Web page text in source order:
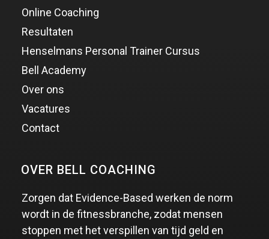
Online Coaching
Resultaten
Henselmans Personal Trainer Cursus
Bell Academy
Over ons
Vacatures
Contact
OVER BELL COACHING
Zorgen dat Evidence-Based werken de norm
wordt in de fitnessbranche, zodat mensen
stoppen met het verspillen van tijd geld en